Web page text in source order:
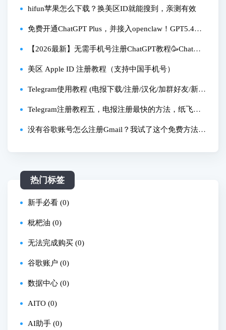
GPT免费额度+CLIProxyAPIPlus 完整部署教程
hifun苹果怎么下载？换美区ID就能搜到，亲测有效
免费开通ChatGPT Plus，并接入openclaw！GPT5.4有
哪些功能提升？最合适什么人群？
【2026最新】无需手机号注册ChatGPT教程🥳ChatGP
T账号注册一次成功、支持中文界面、在中国使用Chat
GPT从未如此简单👊ChatGPT中国怎么用？
美区 Apple ID 注册教程（支持中国手机号）
Telegram使用教程 (电报下载/注册/汉化/加群好友/新手
方法) +86手机号私聊解除限制，电报ios汉化设置中
文，电报怎么用怎么玩?
Telegram注册教程五，电报注册最快的方法，纸飞机
注册100%成功，一个小时注册100个账号
没有谷歌账号怎么注册Gmail？我试了这个免费方法，
热门标签
新手必看 (0)
枇杷油 (0)
无法完成购买 (0)
谷歌账户 (0)
数据中心 (0)
AITO (0)
AI助手 (0)